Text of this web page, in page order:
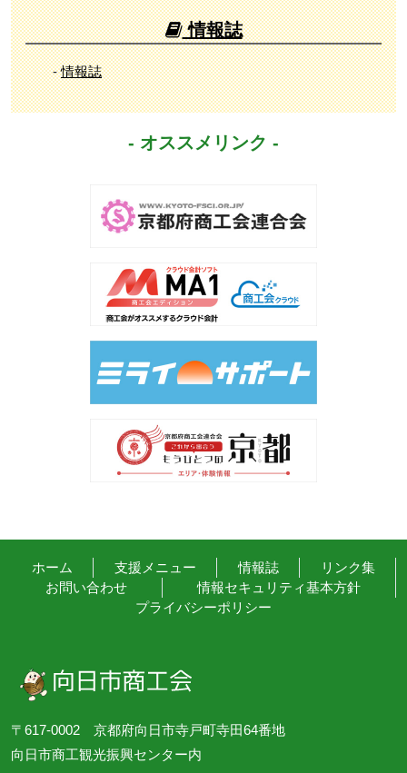
情報誌
-情報誌
- オススメリンク -
ホーム 支援メニュー 情報誌
リンク集
お問い合わせ
情報セキュリティ基本方針
プライバシーポリシー
〒617-0002 京都府向日市寺戸町寺田64番地
向日市商工観光振興センター内